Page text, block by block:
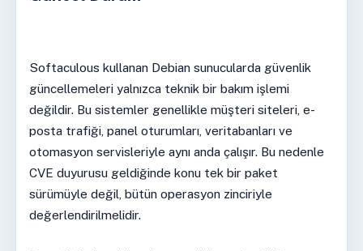
Softaculous kullanan Debian sunucularda güvenlik
güncellemeleri yalnızca teknik bir bakım işlemi
değildir. Bu sistemler genellikle müşteri siteleri, e-
posta trafiği, panel oturumları, veritabanları ve
otomasyon servisleriyle aynı anda çalışır. Bu nedenle
CVE duyurusu geldiğinde konu tek bir paket
sürümüyle değil, bütün operasyon zinciriyle
değerlendirilmelidir.